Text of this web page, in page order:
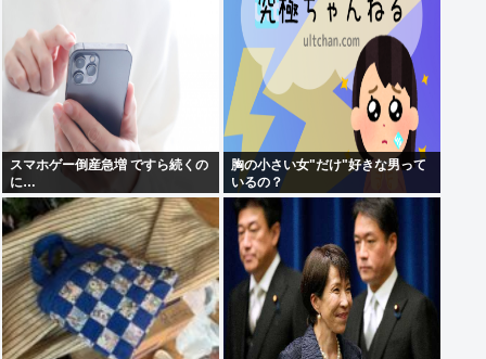
スマホゲー倒産急増 ですら続くの
に…
胸の小さい女"だけ"好きな男って
いるの？